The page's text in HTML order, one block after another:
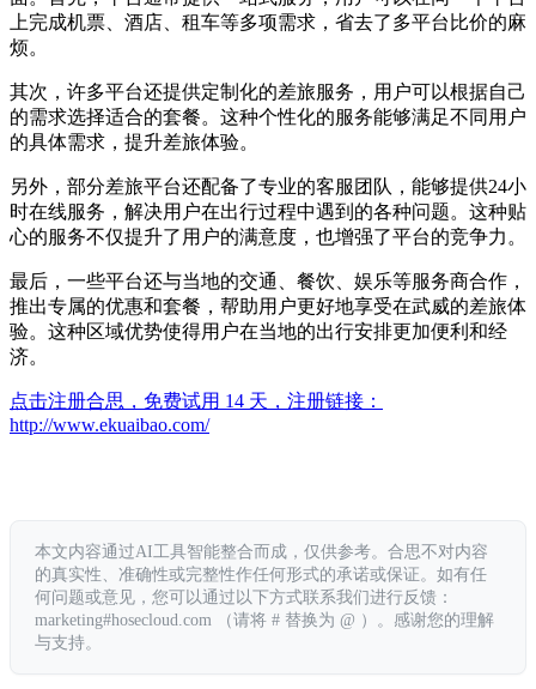
上完成机票、酒店、租车等多项需求，省去了多平台比价的麻
烦。
其次，许多平台还提供定制化的差旅服务，用户可以根据自己
的需求选择适合的套餐。这种个性化的服务能够满足不同用户
的具体需求，提升差旅体验。
另外，部分差旅平台还配备了专业的客服团队，能够提供24小
时在线服务，解决用户在出行过程中遇到的各种问题。这种贴
心的服务不仅提升了用户的满意度，也增强了平台的竞争力。
最后，一些平台还与当地的交通、餐饮、娱乐等服务商合作，
推出专属的优惠和套餐，帮助用户更好地享受在武威的差旅体
验。这种区域优势使得用户在当地的出行安排更加便利和经
济。
点击注册合思，免费试用 14 天，注册链接：
http://www.ekuaibao.com/
本文内容通过AI工具智能整合而成，仅供参考。合思不对内容
的真实性、准确性或完整性作任何形式的承诺或保证。如有任
何问题或意见，您可以通过以下方式联系我们进行反馈：
marketing#hosecloud.com （请将 # 替换为 @ ）。感谢您的理解
与支持。